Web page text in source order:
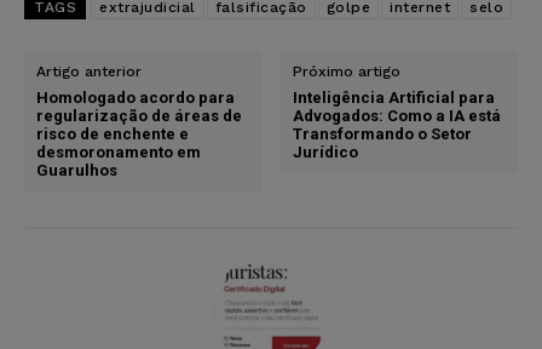
TAGS extrajudicial falsificação golpe internet selo
Artigo anterior
Homologado acordo para
regularização de áreas de
risco de enchente e
desmoronamento em
Guarulhos
Próximo artigo
Inteligência Artificial para
Advogados: Como a IA está
Transformando o Setor
Jurídico